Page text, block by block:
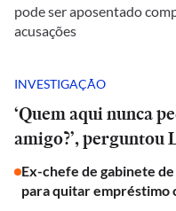
pode ser aposentado
acusações
INVESTIGAÇÃO
‘Quem aqui nunca
amigo?’, perguntou
Ex-chefe de gabinete
para quitar empréstimo